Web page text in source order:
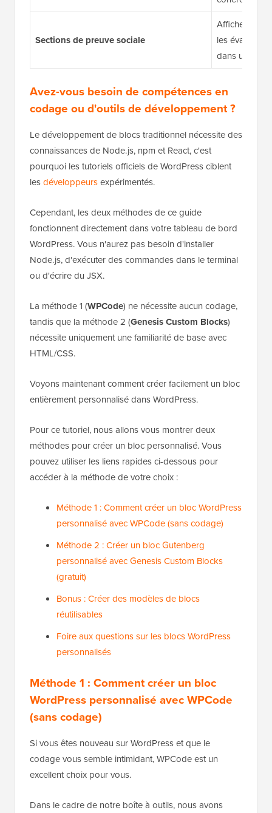
Sections de preuve sociale
Affichez les
les
dans une
Avez-vous besoin de compétences en
codage ou d'outils de développement ?
Le développement de blocs traditionnel nécessite des
connaissances de Node.js, npm et React, c'est
pourquoi les tutoriels officiels de WordPress ciblent
lesdéveloppeursexpérimentés.
Cependant, les deux méthodes de ce guide
fonctionnent directement dans votre tableau de bord
WordPress. Vous n'aurez pas besoin d'installer
Node.js, d'exécuter des commandes dans le terminal
ou d'écrire du JSX.
La méthode 1 (WPCode) ne nécessite aucun codage,
tandis que la méthode 2 (Genesis Custom Blocks)
nécessite uniquement une familiarité de base avec
HTML/CSS.
Voyons maintenant comment créer facilement un bloc
entièrement personnalisé dans WordPress.
Pour ce tutoriel, nous allons vous montrer deux
méthodes pour créer un bloc personnalisé. Vous
pouvez utiliser les liens rapides ci-dessous pour
accéder à la méthode de votre choix :
Méthode 1 : Comment créer un bloc WordPress
personnalisé avec WPCode (sans codage)
Méthode 2 : Créer un bloc Gutenberg
personnalisé avec Genesis Custom Blocks
(gratuit)
Bonus : Créer des modèles de blocs
réutilisables
Foire aux questions sur les blocs WordPress
personnalisés
Méthode 1 : Comment créer un bloc
WordPress personnalisé avec WPCode
(sans codage)
Si vous êtes nouveau sur WordPress et que le
codage vous semble intimidant, WPCode est un
excellent choix pour vous.
Dans le cadre de notre boîte à outils, nous avons